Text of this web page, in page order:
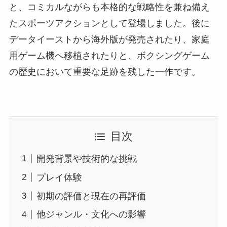
と、コミカルながらも本格的な戦略性を兼ね備え
たスポーツアクションとして登場しました。後に
データイーストから海外版が発売されたり、家庭
用ゲーム機へ移植されたりと、ボクシングゲーム
の歴史において重要な足跡を残した一作です。
目次
開発背景や技術的な挑戦
プレイ体験
初期の評価と現在の再評価
他ジャンル・文化への影響